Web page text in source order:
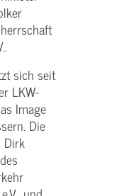
sich seit
LKW-
Image
Die
Dirk